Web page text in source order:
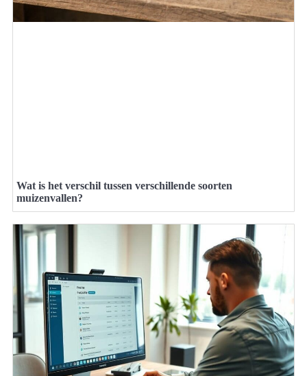
Wat is het verschil tussen verschillende soorten
muizenvallen?